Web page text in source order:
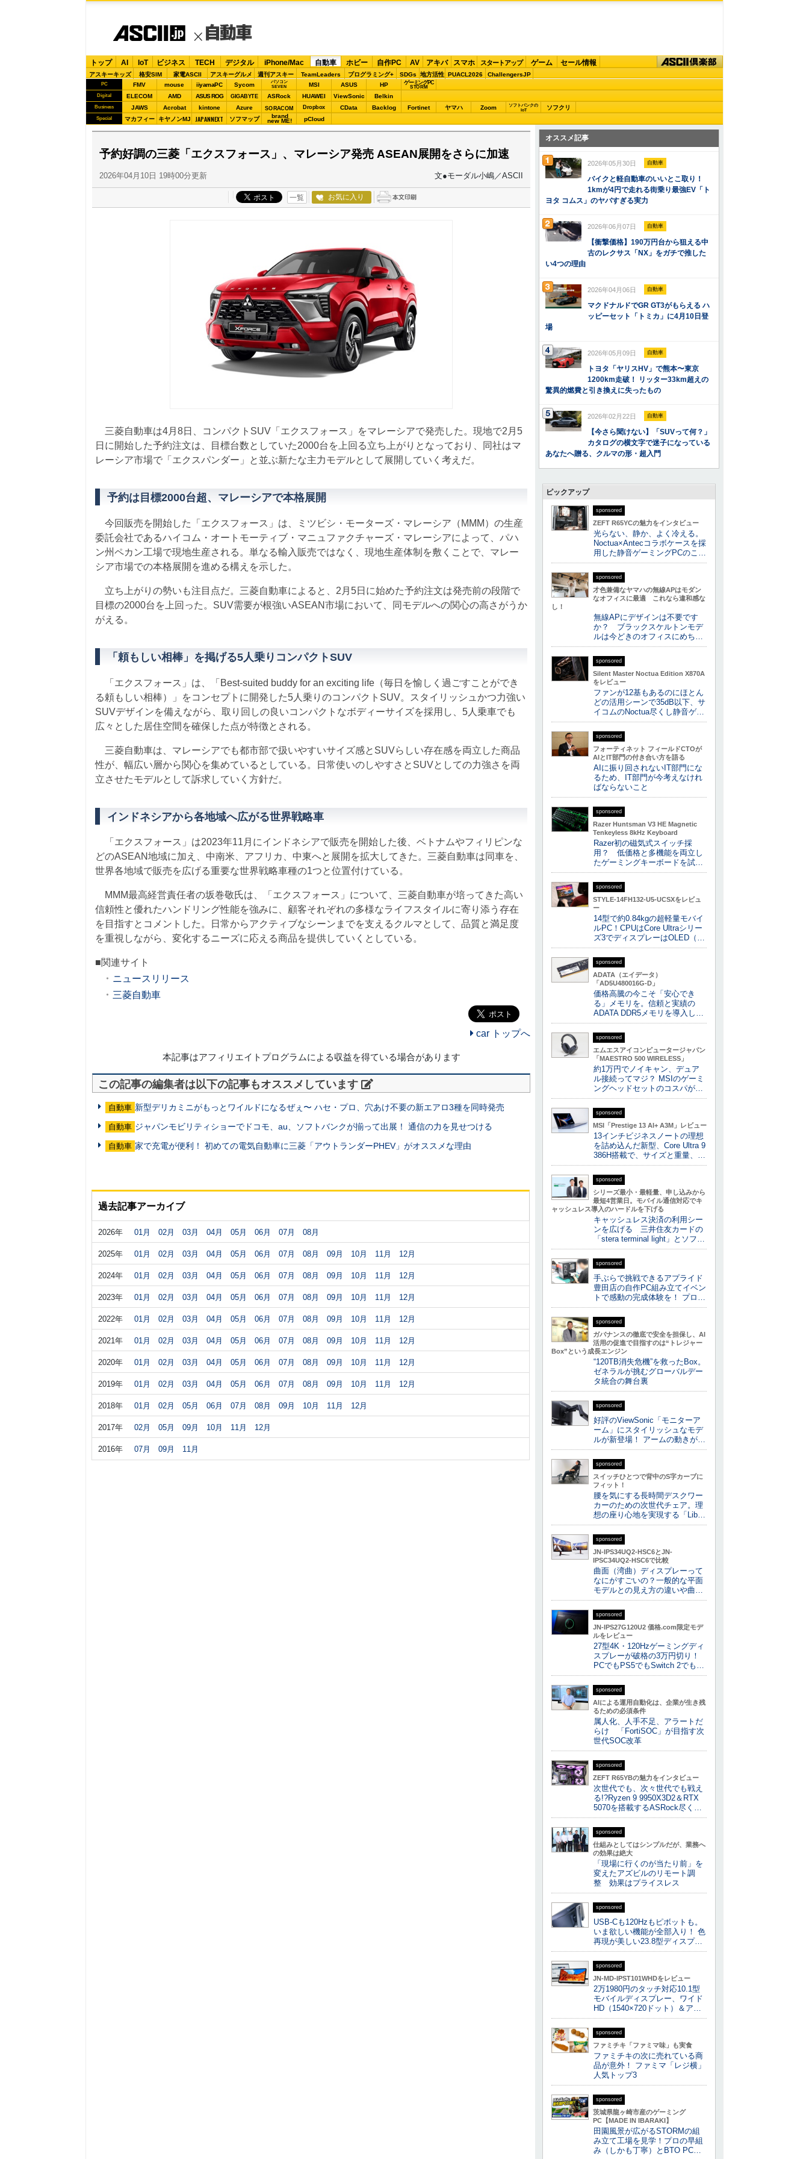
トップ AI IoT ビジネス TECH デジタル iPhone/Mac 自動車 ホビー 自作PC AV アキバ スマホ スタートアップ ゲーム セール情報
アスキーキッズ 格安SIM 家電ASCII アスキーグルメ 週刊アスキー TeamLeaders プログラミング+ SDGs 地方活性 PUACL2026 ChallengersJP
PC FMV mouse iiyamaPC Sycom
パソコン
SEVEN
MSI ASUS HP ゲーミングPC
STORM
Digital ELECOM AMD ASUS ROG GIGABYTE ASRock HUAWEI ViewSonic Belkin
Business JAWS Acrobat kintone Azure SORACOM Dropbox CData Backlog Fortinet ヤマハ Zoom
ソフトバンクの
IoT
ソフクリ
Special マカフィー キヤノンMJ JAPANNEXT ソフマップ brand
new ME! pCloud
予約好調の三菱「エクスフォース」、マレーシア発売 ASEAN展開をさらに加速
2026年04月10日 19時00分更新 文●モーダル小嶋／ASCII
一覧 お気に入り
三菱自動車は4月8日、コンパクトSUV「エクスフォース」をマレーシアで発売した。現地で2月5
日に開始した予約注文は、目標台数としていた2000台を上回る立ち上がりとなっており、同社はマ
レーシア市場で「エクスパンダー」と並ぶ新たな主力モデルとして展開していく考えだ。
予約は目標2000台超、マレーシアで本格展開
今回販売を開始した「エクスフォース」は、ミツビシ・モーターズ・マレーシア（MMM）の生産
委託会社であるハイコム・オートモーティブ・マニュファクチャーズ・マレーシアによって、パハ
ン州ペカン工場で現地生産される。単なる輸入販売ではなく、現地生産体制を敷くことで、マレー
シア市場での本格展開を進める構えを示した。
立ち上がりの勢いも注目点だ。三菱自動車によると、2月5日に始めた予約注文は発売前の段階で
目標の2000台を上回った。SUV需要が根強いASEAN市場において、同モデルへの関心の高さがうか
がえる。
「頼もしい相棒」を掲げる5人乗りコンパクトSUV
「エクスフォース」は、「Best-suited buddy for an exciting life（毎日を愉しく過ごすことができ
る頼もしい相棒）」をコンセプトに開発した5人乗りのコンパクトSUV。スタイリッシュかつ力強い
SUVデザインを備えながら、取り回しの良いコンパクトなボディーサイズを採用し、5人乗車でも
広々とした居住空間を確保した点が特徴とされる。
三菱自動車は、マレーシアでも都市部で扱いやすいサイズ感とSUVらしい存在感を両立した商品
性が、幅広い層から関心を集めているとしている。日常使いのしやすさとSUVとしての力強さを両
立させたモデルとして訴求していく方針だ。
インドネシアから各地域へ広がる世界戦略車
「エクスフォース」は2023年11月にインドネシアで販売を開始した後、ベトナムやフィリピンな
どのASEAN地域に加え、中南米、アフリカ、中東へと展開を拡大してきた。三菱自動車は同車を、
世界各地域で販売を広げる重要な世界戦略車種の1つと位置付けている。
MMM最高経営責任者の坂巻敬氏は、「エクスフォース」について、三菱自動車が培ってきた高い
信頼性と優れたハンドリング性能を強みに、顧客それぞれの多様なライフスタイルに寄り添う存在
を目指すとコメントした。日常からアクティブなシーンまでを支えるクルマとして、品質と満足度
を重視しながら、変化するニーズに応える商品を提供していくとしている。
■関連サイト
ニュースリリース
三菱自動車
car トップへ
本記事はアフィリエイトプログラムによる収益を得ている場合があります
この記事の編集者は以下の記事もオススメしています
自動車 新型デリカミニがもっとワイルドになるぜぇ〜 ハセ・プロ、穴あけ不要の新エアロ3種を同時発売
自動車 ジャパンモビリティショーでドコモ、au、ソフトバンクが揃って出展！ 通信の力を見せつける
自動車 家で充電が便利！ 初めての電気自動車に三菱「アウトランダーPHEV」がオススメな理由
過去記事アーカイブ
2026年 01月 02月 03月 04月 05月 06月 07月 08月
2025年 01月 02月 03月 04月 05月 06月 07月 08月 09月 10月 11月 12月
2024年 01月 02月 03月 04月 05月 06月 07月 08月 09月 10月 11月 12月
2023年 01月 02月 03月 04月 05月 06月 07月 08月 09月 10月 11月 12月
2022年 01月 02月 03月 04月 05月 06月 07月 08月 09月 10月 11月 12月
2021年 01月 02月 03月 04月 05月 06月 07月 08月 09月 10月 11月 12月
2020年 01月 02月 03月 04月 05月 06月 07月 08月 09月 10月 11月 12月
2019年 01月 02月 03月 04月 05月 06月 07月 08月 09月 10月 11月 12月
2018年 01月 02月 05月 06月 07月 08月 09月 10月 11月 12月
2017年 02月 05月 09月 10月 11月 12月
2016年 07月 09月 11月
オススメ記事
2026年05月30日 自動車
バイクと軽自動車のいいとこ取り！
1kmが4円で走れる街乗り最強EV「ト
ヨタ コムス」のヤバすぎる実力
2026年06月07日 自動車
【衝撃価格】190万円台から狙える中
古のレクサス「NX」をガチで推した
い4つの理由
2026年04月06日 自動車
マクドナルドでGR GT3がもらえる ハ
ッピーセット「トミカ」に4月10日登
場
2026年05月09日 自動車
トヨタ「ヤリスHV」で熊本〜東京
1200km走破！ リッター33km超えの
驚異的燃費と引き換えに失ったもの
2026年02月22日 自動車
【今さら聞けない】「SUVって何？」
カタログの横文字で迷子になっている
あなたへ贈る、クルマの形・超入門
ピックアップ
sponsored
ZEFT R65YCの魅力をインタビュー
光らない、静か、よく冷える。
Noctua×Antecコラボケースを採
用した静音ゲーミングPCのこ…
sponsored
才色兼備なヤマハの無線APはモダン
なオフィスに最適 これなら違和感な
し！
無線APにデザインは不要です
か？ ブラックスケルトンモデ
ルは今どきのオフィスにめち…
sponsored
Silent Master Noctua Edition X870A
をレビュー
ファンが12基もあるのにほとん
どの活用シーンで35dB以下、サ
イコムのNoctua尽くし静音ゲ…
sponsored
フォーティネット フィールドCTOが
AIとIT部門の付き合い方を語る
AIに振り回されないIT部門にな
るため、IT部門が今考えなけれ
ばならないこと
sponsored
Razer Huntsman V3 HE Magnetic
Tenkeyless 8kHz Keyboard
Razer初の磁気式スイッチ採
用？ 低価格と多機能を両立し
たゲーミングキーボードを試…
sponsored
STYLE-14FH132-U5-UCSXをレビュ
ー
14型で約0.84kgの超軽量モバイ
ルPC！CPUはCore Ultraシリー
ズ3でディスプレーはOLED（…
sponsored
ADATA（エイデータ）
「AD5U480016G-D」
価格高騰の今こそ「安心でき
る」メモリを。信頼と実績の
ADATA DDR5メモリを導入し…
sponsored
エムエスアイコンピュータージャパン
「MAESTRO 500 WIRELESS」
約1万円でノイキャン、デュア
ル接続ってマジ？ MSIのゲーミ
ングヘッドセットのコスパが…
sponsored
MSI「Prestige 13 AI+ A3M」レビュー
13インチビジネスノートの理想
を詰め込んだ新型、Core Ultra 9
386H搭載で、サイズと重量、…
sponsored
シリーズ最小・最軽量、申し込みから
最短4営業日。モバイル通信対応でキ
ャッシュレス導入のハードルを下げる
キャッシュレス決済の利用シー
ンを広げる 三井住友カードの
「stera terminal light」とソフ…
sponsored
手ぶらで挑戦できるアプライド
豊田店の自作PC組み立てイベン
トで感動の完成体験を！ プロ…
sponsored
ガバナンスの徹底で安全を担保し、AI
活用の促進で目指すのは“トレジャー
Box”という成長エンジン
“120TB消失危機”を救ったBox。
ゼネラルが挑むグローバルデー
タ統合の舞台裏
sponsored
好評のViewSonic「モニターア
ーム」にスタイリッシュなモデ
ルが新登場！ アームの動きが…
sponsored
スイッチひとつで背中のS字カーブに
フィット！
腰を気にする長時間デスクワー
カーのための次世代チェア。理
想の座り心地を実現する「Lib…
sponsored
JN-IPS34UQ2-HSC6とJN-
IPSC34UQ2-HSC6で比較
曲面（湾曲）ディスプレーって
なにがすごいの？一般的な平面
モデルとの見え方の違いや曲…
sponsored
JN-IPS27G120U2 価格.com限定モデ
ルをレビュー
27型4K・120Hzゲーミングディ
スプレーが破格の3万円切り！
PCでもPS5でもSwitch 2でも…
sponsored
AIによる運用自動化は、企業が生き残
るための必須条件
属人化、人手不足、アラートだ
らけ 「FortiSOC」が目指す次
世代SOC改革
sponsored
ZEFT R65YBの魅力をインタビュー
次世代でも、次々世代でも戦え
る!?Ryzen 9 9950X3D2＆RTX
5070を搭載するASRock尽く…
sponsored
仕組みとしてはシンプルだが、業務へ
の効果は絶大
「現場に行くのが当たり前」を
変えたアズビルのリモート調
整 効果はプライスレス
sponsored
USB-Cも120Hzもピボットも。
いま欲しい機能が全部入り！ 色
再現が美しい23.8型ディスプ…
sponsored
JN-MD-IPST101WHDをレビュー
2万1980円のタッチ対応10.1型
モバイルディスプレー、ワイド
HD（1540×720ドット）＆ア…
sponsored
ファミチキ「ファミマ味」も実食
ファミチキの次に売れている商
品が意外！ ファミマ「レジ横」
人気トップ3
sponsored
茨城県龍ヶ崎市産のゲーミング
PC【MADE IN IBARAKI】
田園風景が広がるSTORMの組
み立て工場を見学！プロの早組
み（しかも丁寧）とBTO PC…